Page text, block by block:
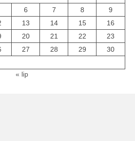
6 7 8
9
13 14 15
16
20 21 22
23
27 28 29
30
« lip